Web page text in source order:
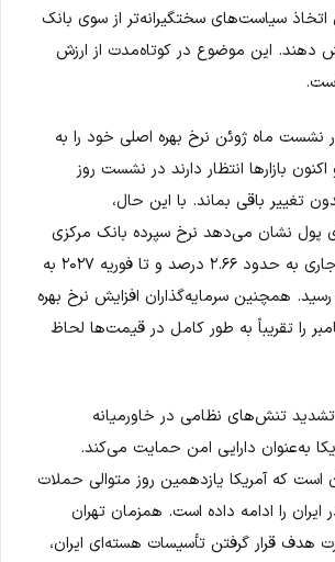
اتخاذ سیاست‌های سختگیرانه‌تر از سوی بانک
دهند. این موضوع در کوتاه‌مدت از ارزش
نشست ماه ژوئن نرخ بهره اصلی خود را به
و اکنون بازارها انتظار دارند در نشست روز
تغییر باقی بماند. با این حال،
پول نشان می‌دهد نرخ سپرده بانک مرکزی
اروپا تا پایان سال جاری به حدود ۲.۶۶ درصد و تا فوریه ۲۰۲۷ به
رسید. همچنین سرمایه‌گذاران افزایش نرخ بهره
را تقریباً به طور کامل در قیمت‌ها لحاظ
تشدید تنش‌های نظامی در خاورمیانه
به‌عنوان دارایی امن حمایت می‌کند.
است که آمریکا یازدهمین روز متوالی حملات
ایران را ادامه داده است. همزمان تهران
هدف قرار گرفتن تأسیسات هسته‌ای ایران،